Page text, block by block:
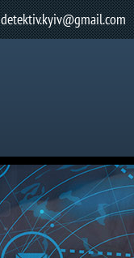
detektiv.kyiv@gmail.com